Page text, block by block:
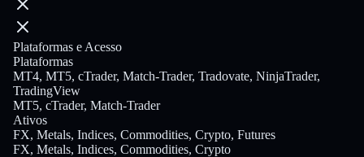
Plataformas e Acesso
Plataformas
MT4, MT5, cTrader, Match-Trader, Tradovate, NinjaTrader,
TradingView
MT5, cTrader, Match-Trader
Ativos
FX, Metals, Indices, Commodities, Crypto, Futures
FX, Metals, Indices, Commodities, Crypto